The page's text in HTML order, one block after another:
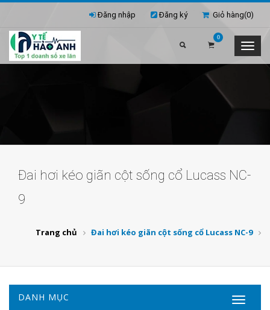
Giỏ hàng(0)
Đăng nhập Đăng ký
0
Đai hơi kéo giãn cột sống cổ Lucass NC-
9
Trang chủ Đai hơi kéo giãn cột sống cổ Lucass NC-9
DANH MỤC